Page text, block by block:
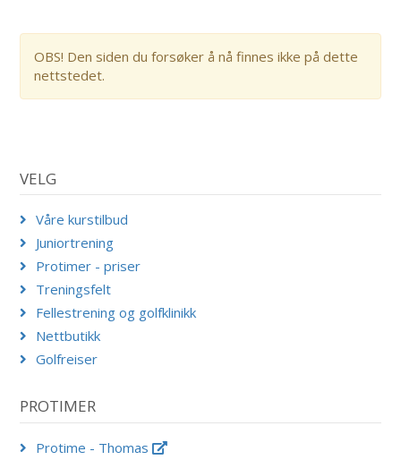
OBS! Den siden du forsøker å nå finnes ikke på dette
nettstedet.
VELG
Våre kurstilbud
Juniortrening
Protimer - priser
Treningsfelt
Fellestrening og golfklinikk
Nettbutikk
Golfreiser
PROTIMER
Protime - Thomas